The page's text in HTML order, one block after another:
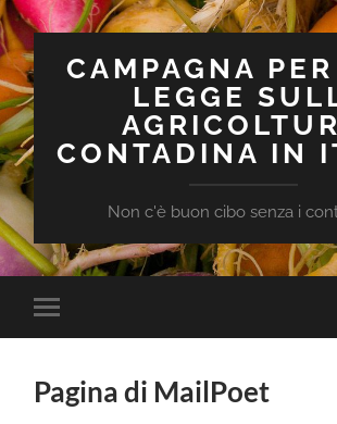
CAMPAGNA
LEGGE
CONTADINA IN
Non c'è buon cibo senza i
Attiva/disattiva
il
dispositivi
mobili
Pagina di MailPoet